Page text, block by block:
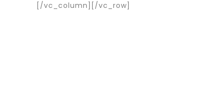
[/vc_column][/vc_row]